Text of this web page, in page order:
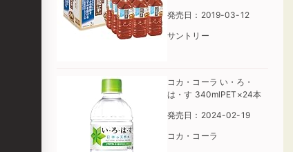
発売日：2019-03-12
サントリー
コカ・コーラ い・ろ・
は・す 340mlPET×24本
発売日：2024-02-19
コカ・コーラ